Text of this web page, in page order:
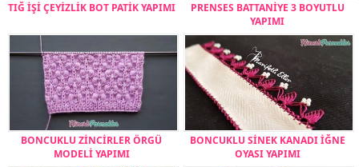
TIĞ İŞİ ÇEYİZLİK BOT PATİK YAPIMI
PRENSES BATTANİYE 3 BOYUTLU
YAPIMI
BONCUKLU ZİNCİRLER ÖRGÜ
MODELİ YAPIMI
BONCUKLU SİNEK KANADI İĞNE
OYASI YAPIMI